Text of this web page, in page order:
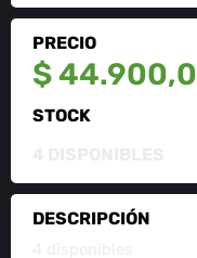
PRECIO
$
STOCK
DESCRIPCIÓN